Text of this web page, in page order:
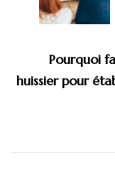
Pourquoi
huissier pour